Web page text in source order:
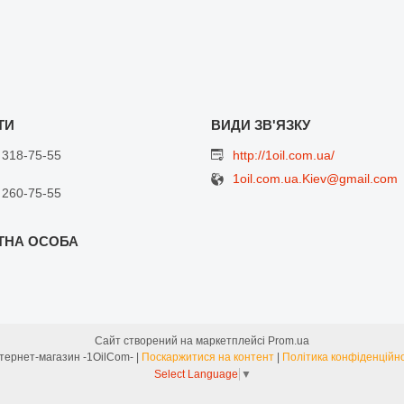
75-55
75-55
http://1oil.com.ua/
1oil.com.ua.Kiev@gmail.com
Сайт створений на маркетплейсі Prom.ua
Поскаржитися на контент
Політика
Select Language ▼